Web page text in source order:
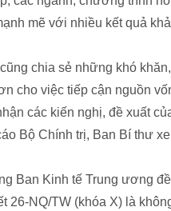
mẽ với nhiều kết quả
chia sẻ những khó
cho việc tiếp cận nguồn
các kiến nghị, đề xuất
Bộ Chính trị, Ban Bí thư
Ban Kinh tế Trung ương
26-NQ/TW (khóa X) là